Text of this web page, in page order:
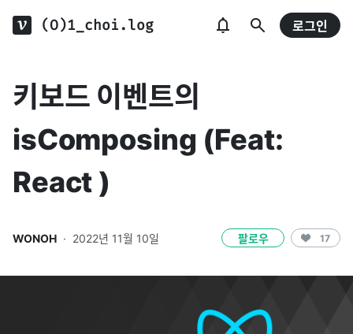
(O)1_choi.log 로그인
키보드 이벤트의
isComposing (Feat:
React )
WONOH · 2022년 11월 10일 팔로우 17